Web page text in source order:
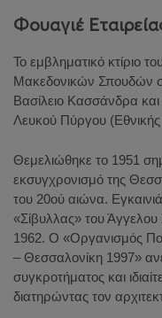
Φουαγιέ
Το εμβληματικό κτίριο
Μακεδονικών Σπουδών
Βασίλειο Κασσάνδρα και
Λευκού Πύργου
Θεμελιώθηκε το 1951
εκσυγχρονισμό της
του 20ού αιώνα.
«Σίβυλλας» του Άγγελου
1962. Ο «Οργανισμός
– Θεσσαλονίκη 1997»
συγκροτήματος και
διατηρώντας τον